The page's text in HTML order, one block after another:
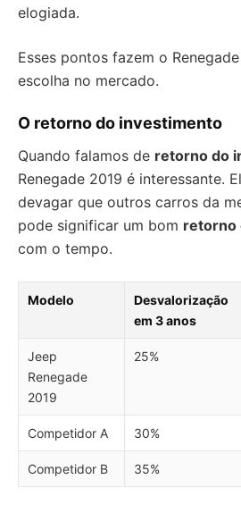
elogiada.
Esses pontos fazem o
escolha no mercado.
O retorno do investimento
Quando falamos de retorno do
Renegade 2019 é interessante.
devagar que outros carros da
pode significar um bom retorno
com o tempo.
Modelo
Desvalorização
em 3 anos
Jeep
Renegade
2019
25%
Competidor A 30%
Competidor B 35%